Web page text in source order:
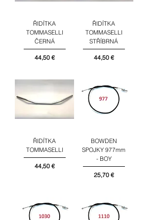
ŘIDÍTKA
TOMMASELLI
ČERNÁ
Cena
44,50 €
ŘIDÍTKA
TOMMASELLI
STŘÍBRNÁ
Cena
44,50 €
ŘIDÍTKA
TOMMASELLI
Cena
44,50 €
BOWDEN
SPOJKY 977mm
- BOY
Cena
25,70 €